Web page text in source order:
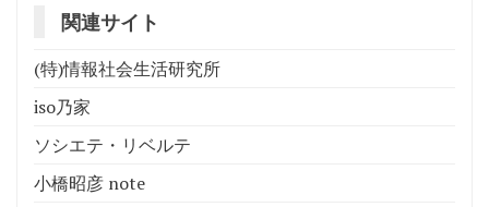
関連サイト
(特)情報社会生活研究所
iso乃家
ソシエテ・リベルテ
小橋昭彦 note